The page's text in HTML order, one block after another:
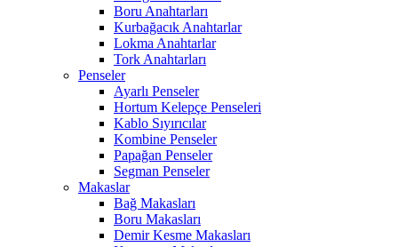
Boru Anahtarları
Kurbağacık Anahtarlar
Lokma Anahtarlar
Tork Anahtarları
Penseler
Ayarlı Penseler
Hortum Kelepçe Penseleri
Kablo Sıyırıcılar
Kombine Penseler
Papağan Penseler
Segman Penseler
Makaslar
Bağ Makasları
Boru Makasları
Demir Kesme Makasları